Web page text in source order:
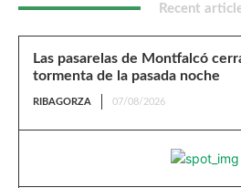
Recent
Las pasarelas de Montfalcó
tormenta de la pasada noche
RIBAGORZA 07/08/2026